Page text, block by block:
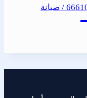
سباك الاندلس / 66610692 / صيانة